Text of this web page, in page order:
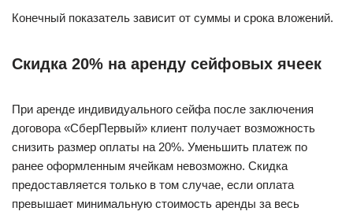
Конечный показатель зависит от суммы и срока вложений.
Скидка 20% на аренду сейфовых ячеек
При аренде индивидуального сейфа после заключения
договора «СберПервый» клиент получает возможность
снизить размер оплаты на 20%. Уменьшить платеж по
ранее оформленным ячейкам невозможно. Скидка
предоставляется только в том случае, если оплата
превышает минимальную стоимость аренды за весь